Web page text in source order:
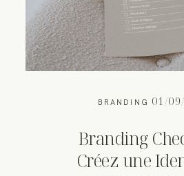
BRANDING 01/
Branding
Créez une